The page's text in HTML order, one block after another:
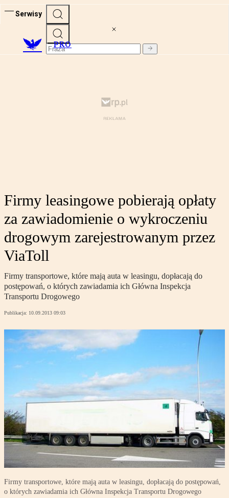
Serwisy
PRO
Firmy leasingowe pobierają opłaty
za zawiadomienie o wykroczeniu
drogowym zarejestrowanym przez
ViaToll
Firmy transportowe, które mają auta w leasingu, dopłacają do
postępowań, o których zawiadamia ich Główna Inspekcja
Transportu Drogowego
Publikacja: 10.09.2013 09:03
Firmy transportowe, które mają auta w leasingu, dopłacają do postępowań,
o których zawiadamia ich Główna Inspekcja Transportu Drogowego